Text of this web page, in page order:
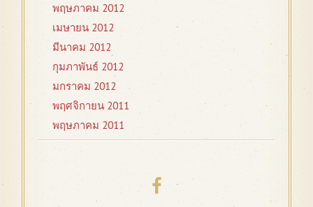
พฤษภาคม 2012
เมษายน 2012
มีนาคม 2012
กุมภาพันธ์ 2012
มกราคม 2012
พฤศจิกายน 2011
พฤษภาคม 2011